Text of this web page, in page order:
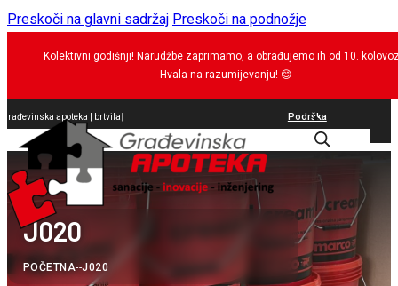
Preskoči na glavni sadržaj Preskoči na podnožje
Kolektivni godišnji! Narudžbe zaprimamo, a obrađujemo ih od 10.
Hvala na razumijevanju! 😊
Građevinska apoteka | S| Podrška
J020
POČETNA--J020